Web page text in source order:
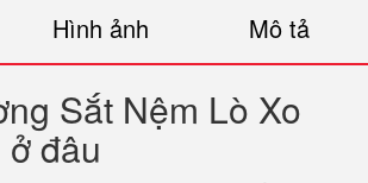
Hình ảnh Mô tả
Sắt Nệm Lò Xo
đâu